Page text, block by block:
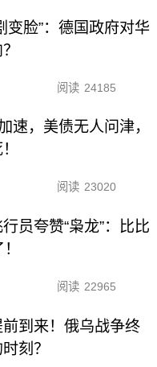
变脸”：德国政府对华
阅读 24185
速，美债无人问津，
阅读 23020
员夸赞“枭龙”：比比
阅读 22965
到来！俄乌战争终
刻？